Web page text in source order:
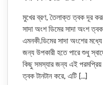
মুখের ব্রণ, তৈলাক্ত ত্বক দূর
সাদা অংশ ডিমের সাদা অংশ
এমনকী.ডিমের সাদা অংশের
জন্য উপকারী হতে পারে শুধু
কিছু সমস্যার জন্য এই পরমপ্রিয়
ত্বক টানটান করে, এটি […]